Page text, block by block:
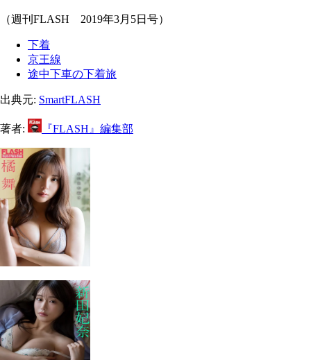
（週刊FLASH 2019年3月5日号）
下着
京王線
途中下車の下着旅
出典元: SmartFLASH
著者: 『FLASH』編集部